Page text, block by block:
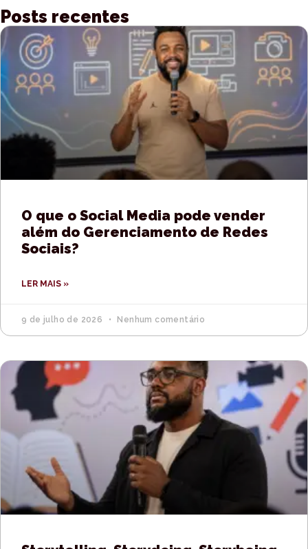
Posts recentes
O que o Social Media pode vender
além do Gerenciamento de Redes
Sociais?
LER MAIS »
9 de julho de 2026 Nenhum comentário